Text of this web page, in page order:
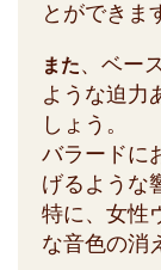
とができま
また、ベー
ような迫力
しょう。
バラードに
げるような
特に、女性
な音色の消